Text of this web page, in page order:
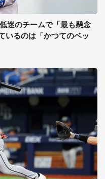
迷のチームで「最も懸念
いるのは「かつてのベッ